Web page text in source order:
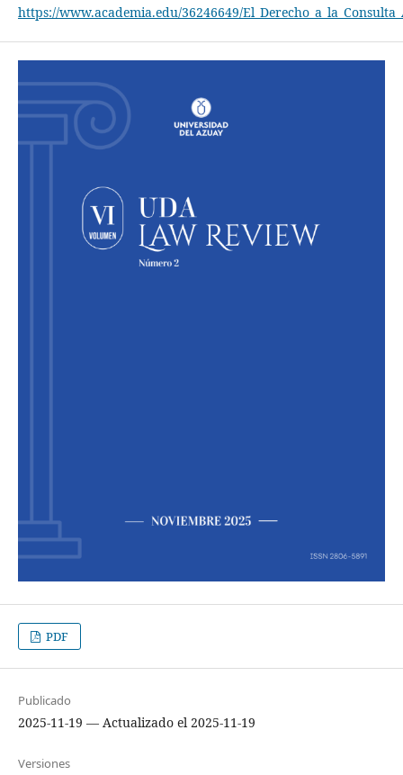
https://www.academia.edu/36246649/
PDF
Publicado
2025-11-19 — Actualizado el 2025-11-19
Versiones